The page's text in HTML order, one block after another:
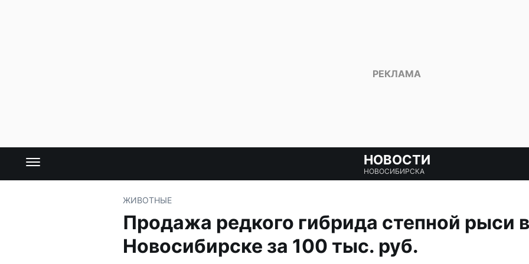
НОВОСТИ
НОВОСИБИРСКА
ЖИВОТНЫЕ
Продажа редкого гибрида степной рыси в
Новосибирске за 100 тыс. руб.